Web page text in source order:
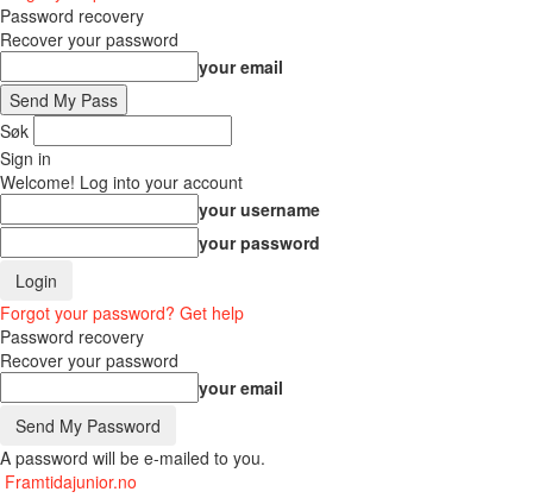
Password recovery
Recover your password
your email
Søk
Sign in
Welcome! Log into your account
your username
your password
Forgot your password? Get help
Password recovery
Recover your password
your email
A password will be e-mailed to you.
Framtidajunior.no